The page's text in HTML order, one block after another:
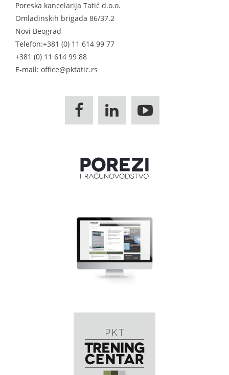
Poreska kancelarija Tatić d.o.o.
Omladinskih brigada 86/37.2
Novi Beograd
Telefon:+381 (0) 11 614 99 77
+381 (0) 11 614 99 88
E-mail: office@pktatic.rs
  